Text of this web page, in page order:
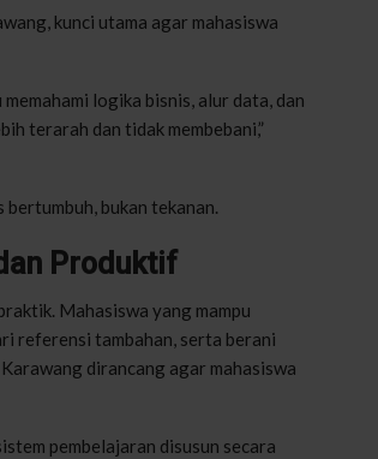
kunci utama agar mahasiswa
logika bisnis, alur data, dan
terarah dan tidak membebani,”
bukan tekanan.
Produktif
Mahasiswa yang mampu
referensi tambahan, serta berani
dirancang agar mahasiswa
pembelajaran disusun secara